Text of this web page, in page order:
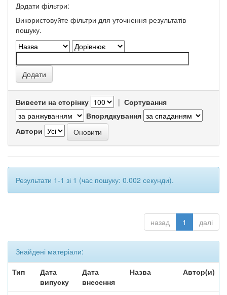
Додати фільтри:
Використовуйте фільтри для уточнення результатів
пошуку.
Вивести на сторінку | Сортування
Впорядкування
Автори
Результати 1-1 зі 1 (час пошуку: 0.002 секунди).
назад 1 далі
Знайдені матеріали:
Тип
Дата
випуску
Дата
внесення
Назва Автор(и)